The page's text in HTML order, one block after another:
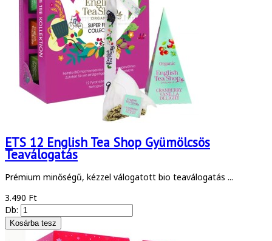
ETS 12 English Tea Shop Gyümölcsös
Teaválogatás
Prémium minőségű, kézzel válogatott bio teaválogatás ...
3.490 Ft
Db: